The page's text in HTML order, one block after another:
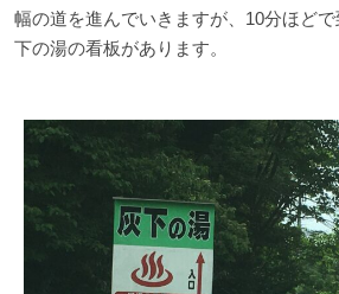
ご意見・お問い合わせ
幅の道を進んでいきますが、10分ほど
下の湯の看板があります。